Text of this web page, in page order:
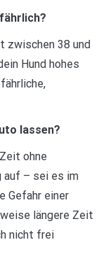
zwischen 38 und
Hund hohes
lassen?
ohne
auf – sei es im
Gefahr einer
längere Zeit
nicht frei